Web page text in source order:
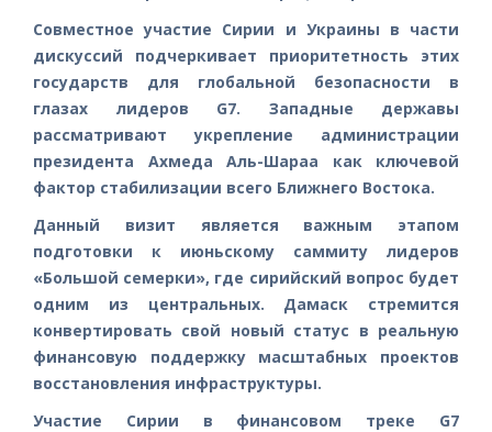
Совместное участие Сирии и Украины в части
дискуссий подчеркивает приоритетность этих
государств для глобальной безопасности в
глазах лидеров G7. Западные державы
рассматривают укрепление администрации
президента Ахмеда Аль-Шараа как ключевой
фактор стабилизации всего Ближнего Востока.
Данный визит является важным этапом
подготовки к июньскому саммиту лидеров
«Большой семерки», где сирийский вопрос будет
одним из центральных. Дамаск стремится
конвертировать свой новый статус в реальную
финансовую поддержку масштабных проектов
восстановления инфраструктуры.
Участие Сирии в финансовом треке G7